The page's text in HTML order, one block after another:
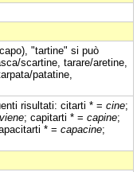
"tartine" si può
scartine, tarare/aretine,
patatine,
risultati: citarti * = cine;
viene; capitarti * = capine;
* = capacine;